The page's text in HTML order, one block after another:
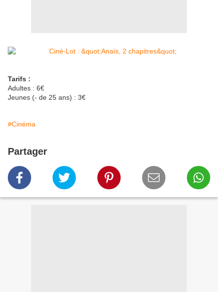
Tarifs :
Adultes : 6€
Jeunes (- de 25 ans) : 3€
#Cinéma
Partager